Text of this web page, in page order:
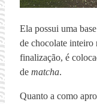
Ela possui uma
de chocolate inteiro
finalização, é
de matcha.
Quanto a como